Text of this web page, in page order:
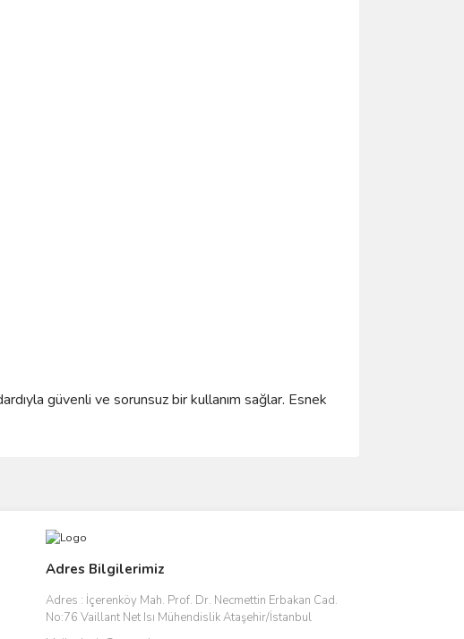
güvenli ve sorunsuz bir kullanım sağlar. Esnek
Adres Bilgilerimiz
Adres : İçerenköy Mah. Prof. Dr. Necmettin Erbakan Cad.
No:76 Vaillant Net Isı Mühendislik Ataşehir/İstanbul